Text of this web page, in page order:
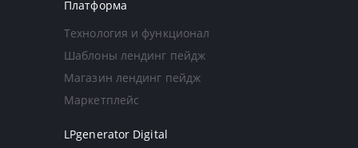
Платформа
Технология и функционал
Шаблоны лендинг пейдж
Магазин лендинг пейдж
Маркетплейс
LPgenerator Digital